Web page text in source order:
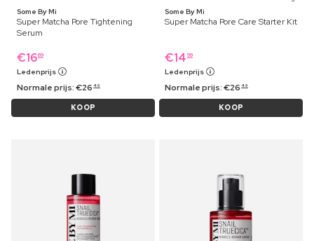
Some By Mi
Super Matcha Pore Tightening
Serum
€1669
Ledenprijs
Normale prijs:€26 49
KOOP
Some By Mi
Super Matcha Pore Care Starter Kit
€14 99
Ledenprijs
Normale prijs:€26 49
KOOP